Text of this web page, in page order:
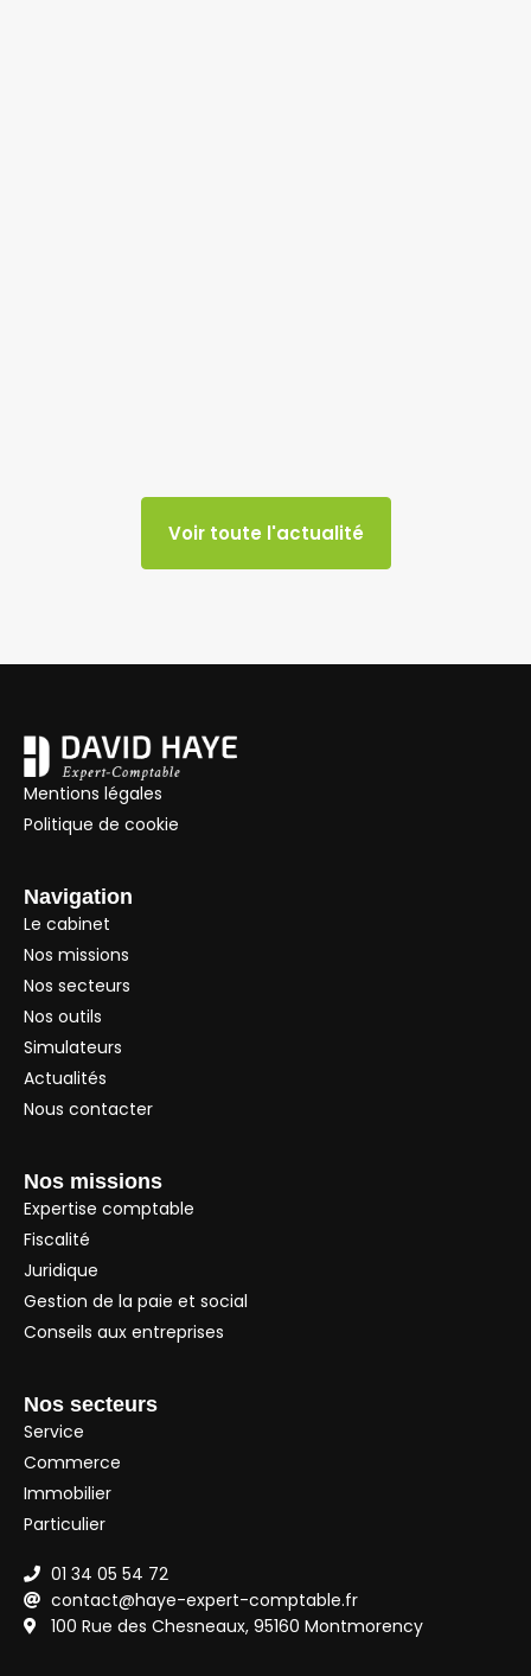
Voir toute l'actualité
Mentions légales
Politique de cookie
Navigation
Le cabinet
Nos missions
Nos secteurs
Nos outils
Simulateurs
Actualités
Nous contacter
Nos missions
Expertise comptable
Fiscalité
Juridique
Gestion de la paie et social
Conseils aux entreprises
Nos secteurs
Service
Commerce
Immobilier
Particulier
01 34 05 54 72
contact@haye-expert-comptable.fr
100 Rue des Chesneaux, 95160 Montmorency